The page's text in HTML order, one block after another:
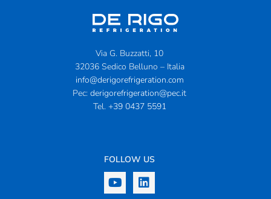
Via G. Buzzatti, 10
32036 Sedico Belluno – Italia
info@derigorefrigeration.com
Pec: derigorefrigeration@pec.it
Tel. +39 0437 5591
FOLLOW US